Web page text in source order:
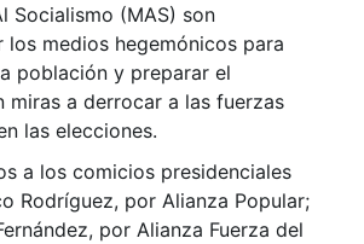
Socialismo (MAS) son
los medios hegemónicos para
población y preparar el
miras a derrocar a las fuerzas
las elecciones.
a los comicios presidenciales
Rodríguez, por Alianza Popular;
por Alianza Fuerza del